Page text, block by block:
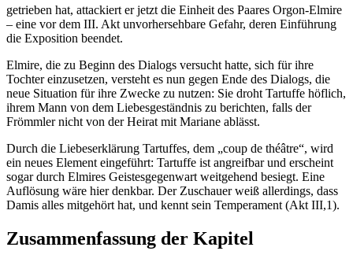
getrieben hat, attackiert er jetzt die Einheit des Paares Orgon-Elmire
– eine vor dem III. Akt unvorhersehbare Gefahr, deren Einführung
die Exposition beendet.
Elmire, die zu Beginn des Dialogs versucht hatte, sich für ihre
Tochter einzusetzen, versteht es nun gegen Ende des Dialogs, die
neue Situation für ihre Zwecke zu nutzen: Sie droht Tartuffe höflich,
ihrem Mann von dem Liebesgeständnis zu berichten, falls der
Frömmler nicht von der Heirat mit Mariane ablässt.
Durch die Liebeserklärung Tartuffes, dem „coup de théâtre“, wird
ein neues Element eingeführt: Tartuffe ist angreifbar und erscheint
sogar durch Elmires Geistesgegenwart weitgehend besiegt. Eine
Auflösung wäre hier denkbar. Der Zuschauer weiß allerdings, dass
Damis alles mitgehört hat, und kennt sein Temperament (Akt III,1).
Zusammenfassung der Kapitel